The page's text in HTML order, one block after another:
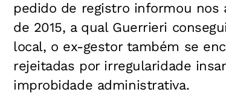
pedido de registro informou nos
de 2015, a qual Guerrieri
local, o ex-gestor também se
rejeitadas por irregularidade
improbidade administrativa.